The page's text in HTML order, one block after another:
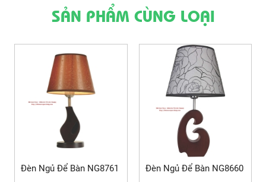
SẢN PHẨM CÙNG LOẠI
Đèn Ngủ Để Bàn NG8761 Đèn Ngủ Để Bàn NG8660